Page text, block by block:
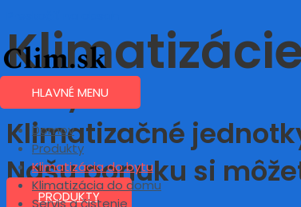
HLAVNÉ MENU
Domov
Produkty
Klimatizácia do bytu
Klimatizácia do domu
Servis a čistenie
do bytu
Klimatizačné
Našu ponuku si
PRODUKTY